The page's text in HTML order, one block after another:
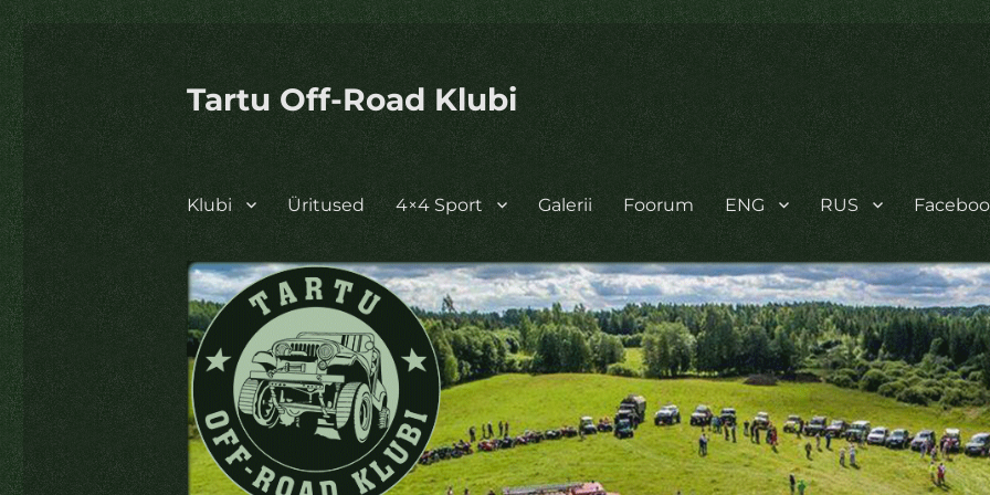
Tartu Off-Road Klubi
Klubi Üritused 4×4 Sport Galerii Foorum ENG RUS